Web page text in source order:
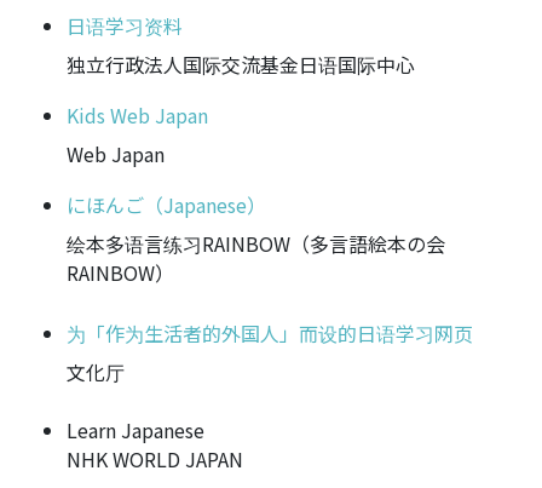
日语学习资料
独立行政法人国际交流基金日语国际中心
Kids Web Japan
Web Japan
にほんご（Japanese）
绘本多语言练习RAINBOW（多言語絵本の会
RAINBOW）
为「作为生活者的外国人」而设的日语学习网页
文化厅
Learn Japanese
NHK WORLD JAPAN